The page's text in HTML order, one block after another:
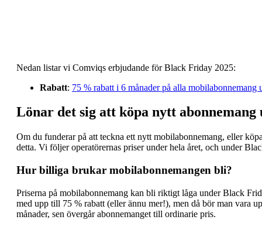
Nedan listar vi Comviqs erbjudande för Black Friday 2025:
Rabatt: 75 % rabatt i 6 månader på alla mobilabonnemang
Lönar det sig att köpa nytt
Om du funderar på att teckna ett nytt mobilabonnemang, eller
detta. Vi följer operatörernas priser under hela året, och under
Hur billiga brukar mobilabonnemangen bli?
Priserna på mobilabonnemang kan bli riktigt låga under Black
med upp till 75 % rabatt (eller ännu mer!), men då bör man vara
månader, sen övergår abonnemanget till ordinarie pris.